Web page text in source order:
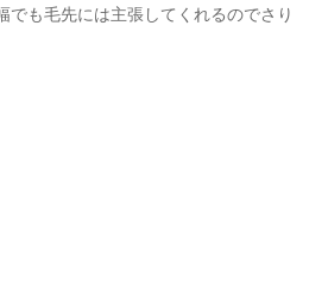
でも毛先には主張してくれるのでさり